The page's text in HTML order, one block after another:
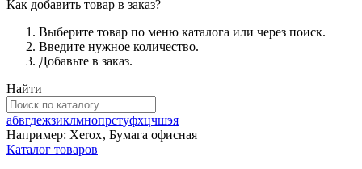
Как добавить товар в заказ?
Выберите товар по меню каталога или через поиск.
Введите нужное количество.
Добавьте в заказ.
Найти
абвгдежзиклмнопрстуфхцчшэя
Например: Xerox, Бумага офисная
Каталог товаров